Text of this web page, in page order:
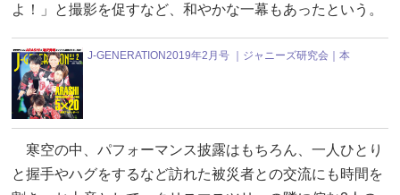
よ！」と撮影を促すなど、和やかな一幕もあったという。
J-GENERATION2019年2月号 ｜ジャニーズ研究会｜本
寒空の中、パフォーマンス披露はもちろん、一人ひとり
と握手やハグをするなど訪れた被災者との交流にも時間を